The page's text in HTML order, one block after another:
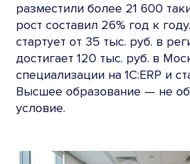
разместили более 21 600
рост составил 26% год к
стартует от 35 тыс. руб. в
достигает 120 тыс. руб. в
специализации на 1С:ERP и
Высшее образование — не
условие.